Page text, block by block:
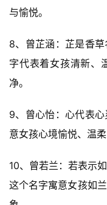
与愉悦。
8、曾芷涵：芷是香
字代表着女孩清新、
净。
9、曾心怡：心代表
意女孩心境愉悦、温
10、曾若兰：若表示
这个名字寓意女孩如